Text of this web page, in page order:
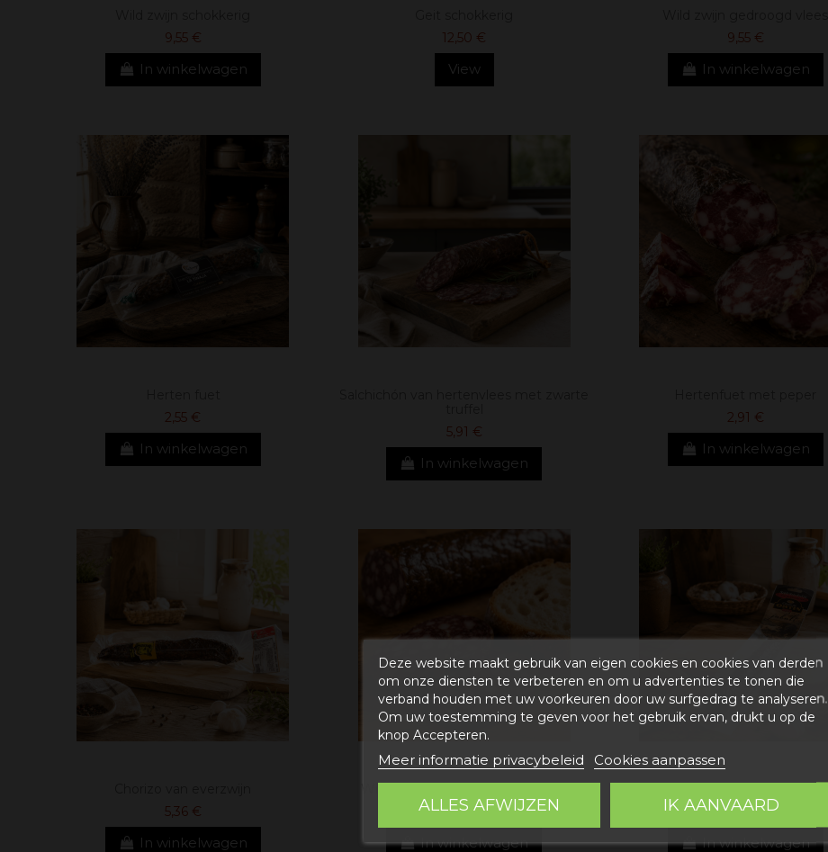
9,55 €
In winkelwagen
12,50 €
View
9,55 €
In winkelwagen
2,55 €
In winkelwagen
5,91 €
In winkelwagen
2,91 €
In winkelwagen
5,36 €
In winkelwagen
4,18 €
In winkelwagen
4,18 €
In winkelwagen
Deze website maakt gebruik van eigen cookies en cookies van derden
om onze diensten te verbeteren en om u advertenties te tonen die
verband houden met uw voorkeuren door uw surfgedrag te analyseren.
Om uw toestemming te geven voor het gebruik ervan, drukt u op de
knop Accepteren.
Meer informatie privacybeleid Cookies aanpassen
ALLES AFWIJZEN IK AANVAARD